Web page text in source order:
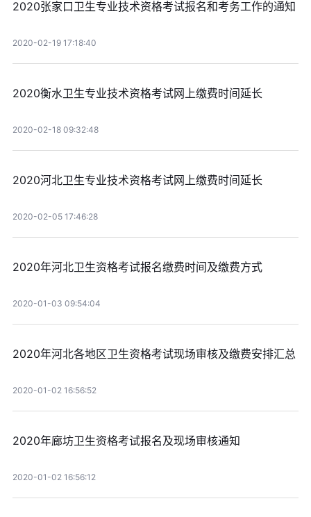
2020张家口卫生专业技术资格考试报名和考务工作的通知
2020-02-19 17:18:40
2020衡水卫生专业技术资格考试网上缴费时间延长
2020-02-18 09:32:48
2020河北卫生专业技术资格考试网上缴费时间延长
2020-02-05 17:46:28
2020年河北卫生资格考试报名缴费时间及缴费方式
2020-01-03 09:54:04
2020年河北各地区卫生资格考试现场审核及缴费安排汇总
2020-01-02 16:56:52
2020年廊坊卫生资格考试报名及现场审核通知
2020-01-02 16:56:12